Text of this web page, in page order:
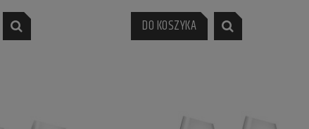
DO KOSZYKA